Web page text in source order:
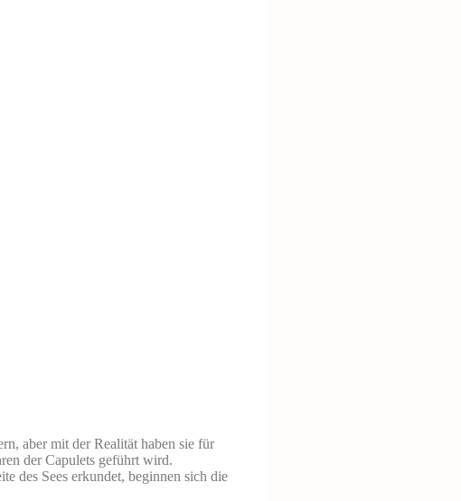
aber mit der Realität haben sie für
der Capulets geführt wird.
des Sees erkundet, beginnen sich die